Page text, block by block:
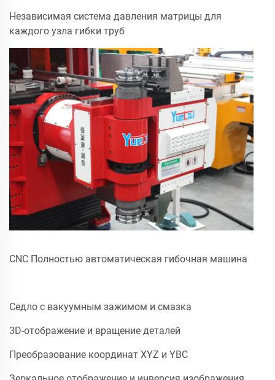
Независимая система давления матрицы для
каждого узла гибки труб
CNC Полностью автоматическая гибочная машина
Седло с вакуумным зажимом и смазка
3D-отображение и вращение деталей
Преобразование координат XYZ и YBC